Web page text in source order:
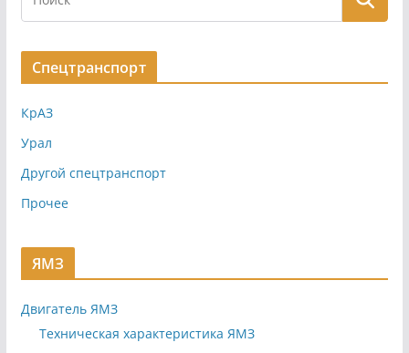
Спецтранспорт
КрАЗ
Урал
Другой спецтранспорт
Прочее
ЯМЗ
Двигатель ЯМЗ
Техническая характеристика ЯМЗ